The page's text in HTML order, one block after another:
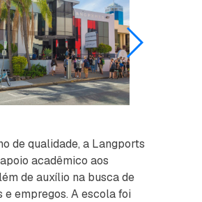
de qualidade, a Langports
acadêmico aos
de auxílio na busca de
e empregos. A escola foi